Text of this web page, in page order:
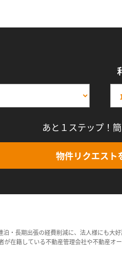
あと１ステップ！
物件リクエスト
・長期出張の経費削減に、法人様にも大好
在籍している不動産管理会社や不動産オ